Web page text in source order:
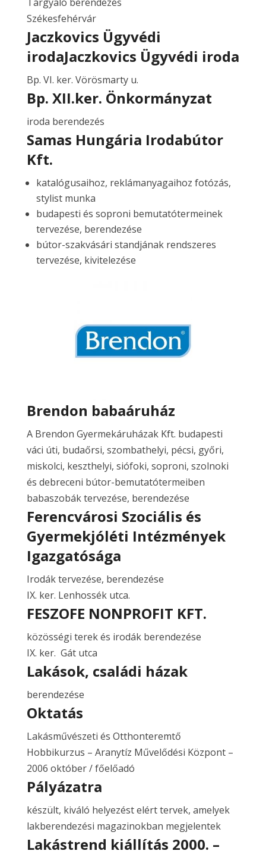
Székesfehérvár
Jaczkovics Ügyvédi
irodaJaczkovics Ügyvédi iroda
Bp. VI. ker. Vörösmarty u.
Bp. XII.ker. Önkormányzat
iroda berendezés
Samas Hungária Irodabútor
Kft.
katalógusaihoz, reklámanyagaihoz fotózás,
stylist munka
budapesti és soproni bemutatótermeinek
tervezése, berendezése
bútor-szakvásári standjának rendszeres
tervezése, kivitelezése
Brendon babaáruház
A Brendon Gyermekáruházak Kft. budapesti
váci úti, budaőrsi, szombathelyi, pécsi, győri,
miskolci, keszthelyi, siófoki, soproni, szolnoki
és debreceni bútor-bemutatótermeiben
babaszobák tervezése, berendezése
Ferencvárosi Szociális és
Gyermekjóléti Intézmények
Igazgatósága
Irodák tervezése, berendezése
IX. ker. Lenhossék utca.
FESZOFE NONPROFIT KFT.
közösségi terek és irodák berendezése
IX. ker. Gát utca
Lakások, családi házak
berendezése
Oktatás
Lakásművészeti és Otthonteremtő
Hobbikurzus – Aranytíz Művelődési Központ –
2006 október / főelőadó
Pályázatra
készült, kiváló helyezést elért tervek, amelyek
lakberendezési magazinokban megjelentek
Lakástrend kiállítás 2000. –